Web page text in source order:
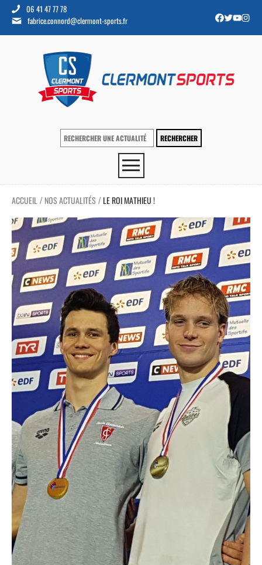
06 41 47 77 78
fabrice.connord@clermont-sports.fr
ACCUEIL / NOS ACTUALITÉS /LE ROI MATHIEU !